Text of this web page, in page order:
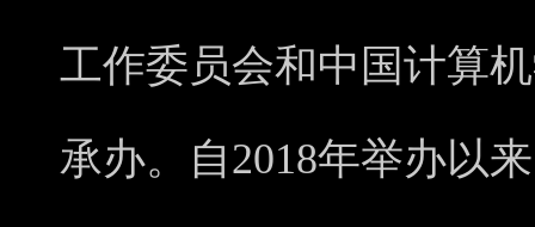
工作委员会和中国计算
承办。自2018年举办以